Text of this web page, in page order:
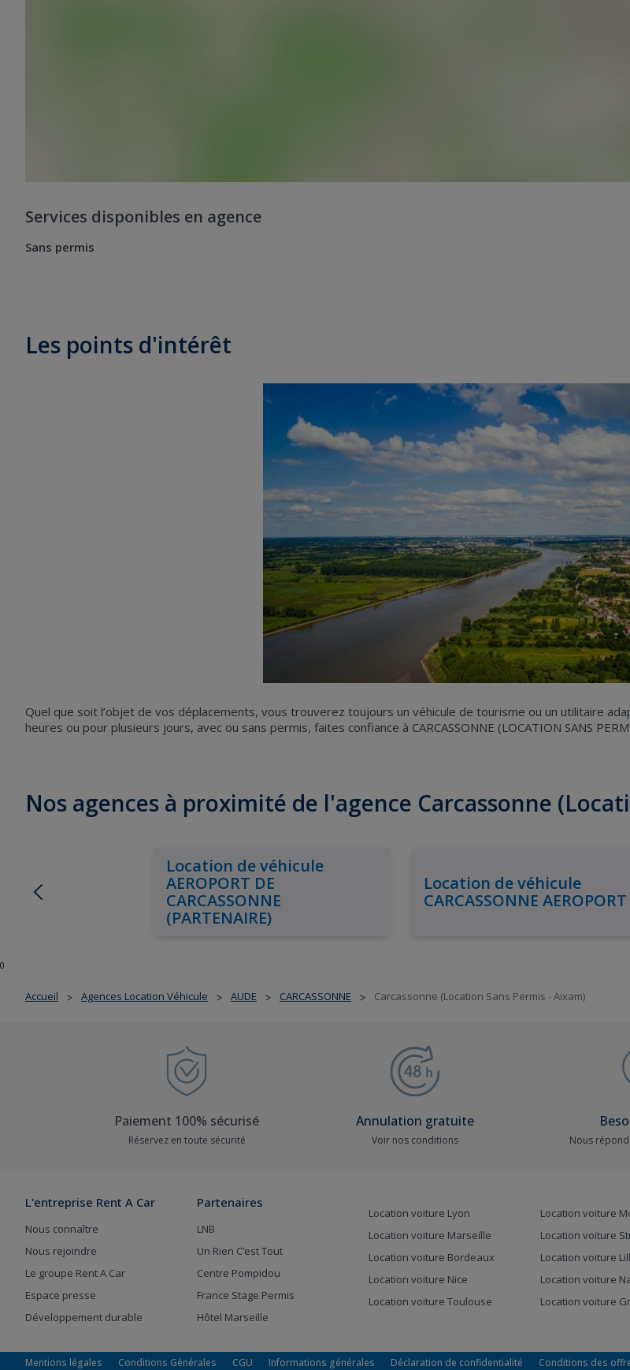
Accueil > Agences Location Véhicule > AUDE > CARCASSONNE > Carcassonne (Location Sans Permis - Aixam)
Services disponibles en agence
Sans permis
Les points d'intérêt
Quel que soit l’objet de vos déplacements, vous trouverez toujours un véhicule de tourisme ou un utilitaire
heures ou pour plusieurs jours, avec ou sans permis, faites confiance à CARCASSONNE (LOCATION SANS
Nos agences à proximité de l'agence Carcassonne
Location de véhicule
AEROPORT DE
CARCASSONNE
(PARTENAIRE)
Location de véhicule
CARCASSONNE AEROPORT
0
Paiement 100% sécurisé
Réservez en toute sécurité
Annulation gratuite
Voir nos conditions Nous
L'entreprise Rent A Car
Nous connaître
Nous rejoindre
Le groupe Rent A Car
Espace presse
Développement durable
Partenaires
LNB
Un Rien C’est Tout
Centre Pompidou
France Stage Permis
Hôtel Marseille
Location voiture Lyon
Location voiture Marseille
Location voiture Bordeaux
Location voiture Nice
Location voiture Toulouse
Location voiture
Location voiture
Location voiture
Location voiture
Location voiture
Mentions légales Conditions Générales CGU Informations générales Déclaration de confidentialité Conditions des